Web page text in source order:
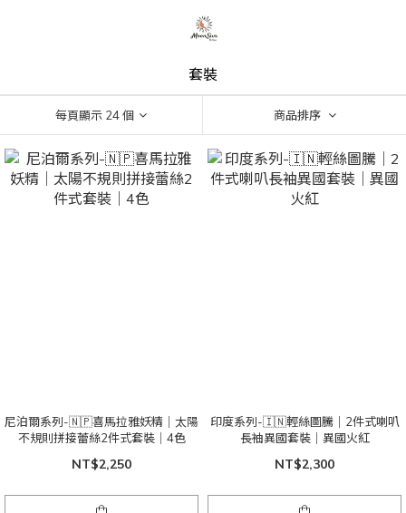
套裝
每頁顯示 24 個 商品排序
尼泊爾系列-🇳🇵喜馬拉雅妖精｜太陽
不規則拼接蕾絲2件式套裝｜4色
NT$2,250
印度系列-🇮🇳輕絲圖騰｜2件式喇叭
長袖異國套裝｜異國火紅
NT$2,300